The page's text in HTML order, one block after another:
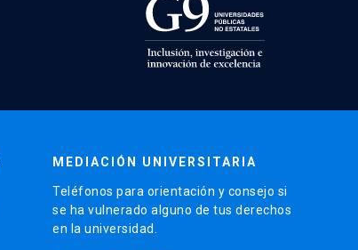
MEDIACIÓN UNIVERSITARIA
Teléfonos para orientación y consejo si
se ha vulnerado alguno de tus derechos
en la universidad.